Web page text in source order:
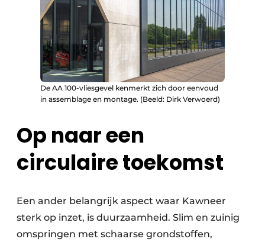
De AA 100-vliesgevel kenmerkt zich door eenvoud
in assemblage en montage. (Beeld: Dirk Verwoerd)
Op naar een
circulaire toekomst
Een ander belangrijk aspect waar Kawneer
sterk op inzet, is duurzaamheid. Slim en zuinig
omspringen met schaarse grondstoffen,